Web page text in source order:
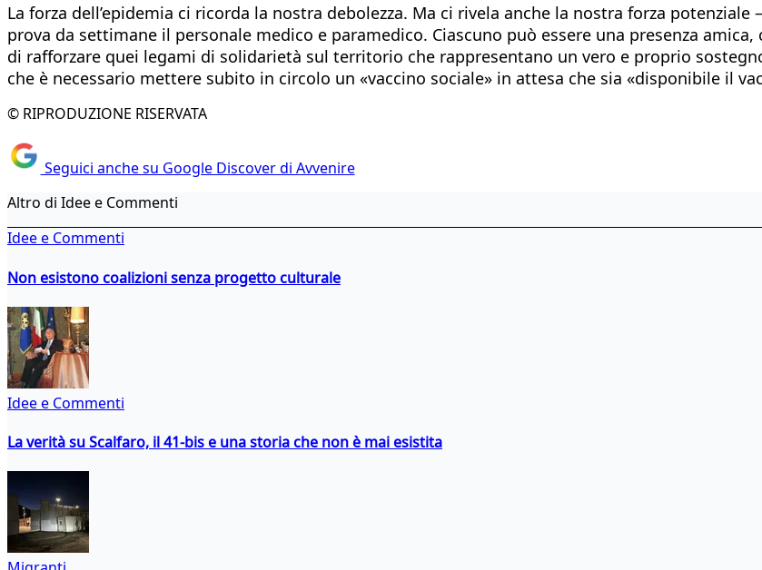
La forza dell’epidemia ci ricorda la nostra debolezza. Ma ci rivela anche la nostra forza
prova da settimane il personale medico e paramedico. Ciascuno può essere una presenza
di rafforzare quei legami di solidarietà sul territorio che rappresentano un vero e proprio
che è necessario mettere subito in circolo un «vaccino sociale» in attesa che sia «disponibile il
© RIPRODUZIONE RISERVATA
Seguici anche su Google Discover di Avvenire
Altro di Idee e Commenti
Idee e Commenti
Non esistono coalizioni senza progetto culturale
Idee e Commenti
La verità su Scalfaro, il 41-bis e una storia che non è mai esistita